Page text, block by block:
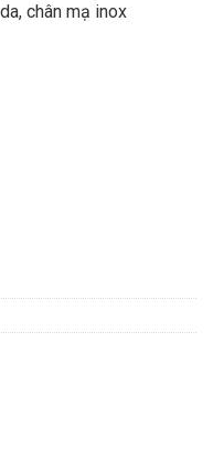
chân mạ inox
số lượng